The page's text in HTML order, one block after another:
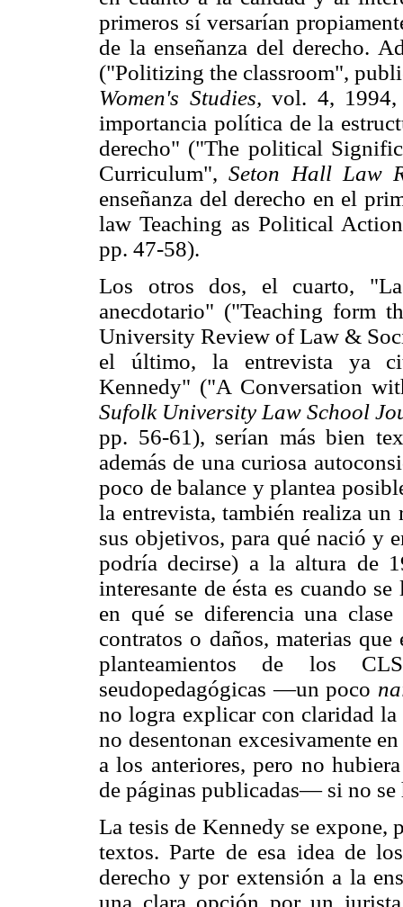
primeros sí versarían
de la enseñanza del derecho.
("Politizing the classroom",
Women's Studies, vol. 4, 1994,
importancia política de la
derecho" ("The political
Curriculum",Seton Hall Law
enseñanza del derecho en el
law Teaching as Political
pp. 47-58).
Los otros dos, el cuarto,
anecdotario" ("Teaching form
University Review of Law &
el último, la entrevista ya
Kennedy" ("A Conversation
Sufolk University Law School
pp. 56-61), serían más bien
además de una curiosa
poco de balance y plantea
la entrevista, también realiza
sus objetivos, para qué nació y
podría decirse) a la altura de
interesante de ésta es cuando
en qué se diferencia una
contratos o daños, materias
planteamientos de los
seudopedagógicas —un poco
no logra explicar con claridad
no desentonan excesivamente
a los anteriores, pero no
de páginas publicadas— si no
La tesis de Kennedy se expone,
textos. Parte de esa idea de
derecho y por extensión a la